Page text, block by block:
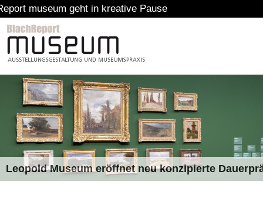
kreative Pause
Leopold Museum eröffnet neu konzipierte